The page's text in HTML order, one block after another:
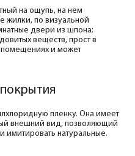
на ощупь, на нем
жилки, по визуальной
двери из шпона;
веществ, прост в
помещениях и может
пленку. Она имеет
внешний вид, позволяющий
имитировать натуральные.